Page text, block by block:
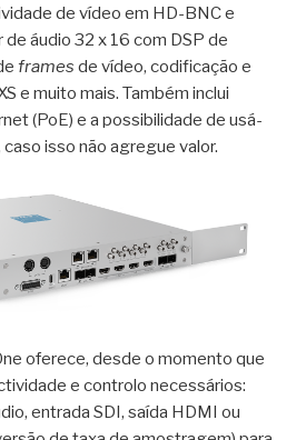
de vídeo em HD-BNC e
áudio 32 x 16 com DSP de
frames de vídeo, codificação e
e muito mais. Também inclui
(PoE) e a possibilidade de usá-
isso não agregue valor.
oferece, desde o momento que
e controlo necessários:
entrada SDI, saída HDMI ou